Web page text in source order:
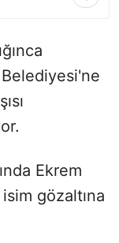
Ekrem
gözaltına